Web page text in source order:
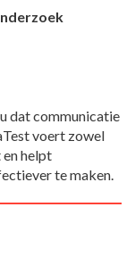
dat communicatie
voert zowel
helpt
te maken.